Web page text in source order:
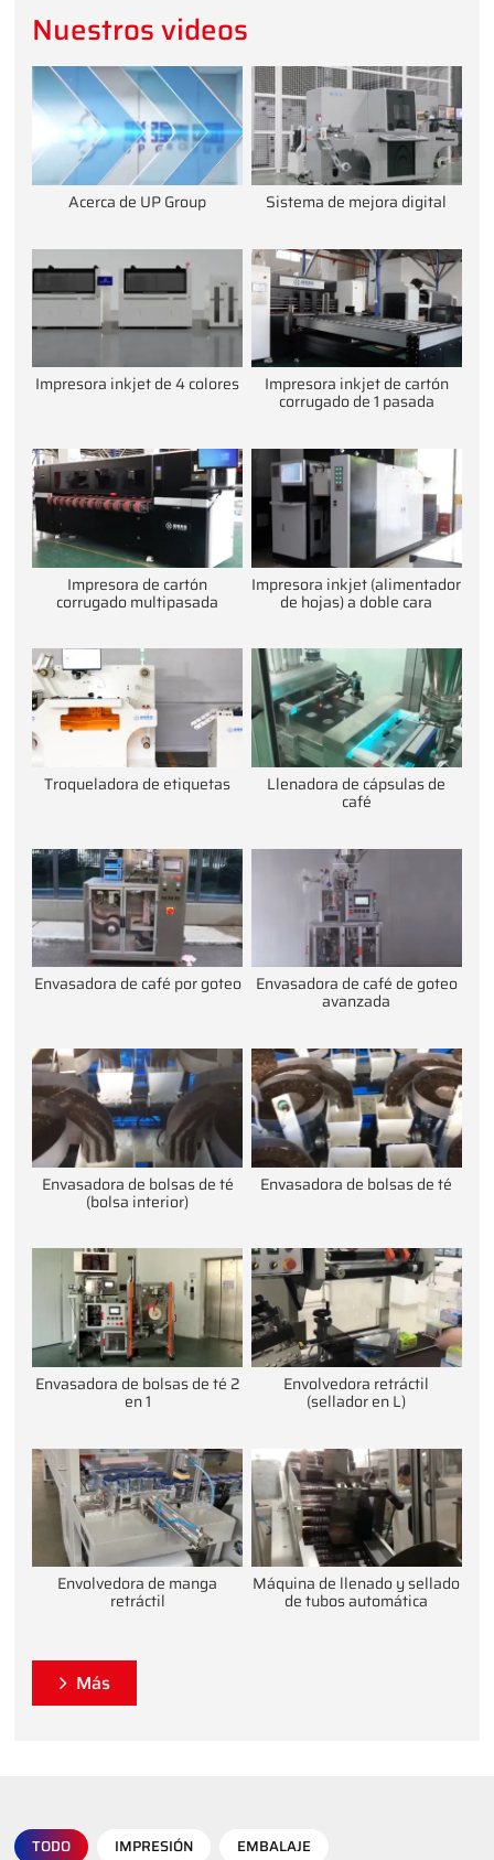
Nuestros videos
Acerca de UP Group Sistema de mejora digital
Impresora inkjet de 4 colores Impresora inkjet de cartón
corrugado de 1 pasada
Impresora de cartón
corrugado multipasada
Impresora inkjet (alimentador
de hojas) a doble cara
Troqueladora de etiquetas Llenadora de cápsulas de
café
Envasadora de café por goteo Envasadora de café de goteo
avanzada
Envasadora de bolsas de té
(bolsa interior)
Envasadora de bolsas de té
Envasadora de bolsas de té 2
en 1
Envolvedora retráctil
(sellador en L)
Envolvedora de manga
retráctil
Máquina de llenado y sellado
de tubos automática
Más
TODO IMPRESIÓN EMBALAJE